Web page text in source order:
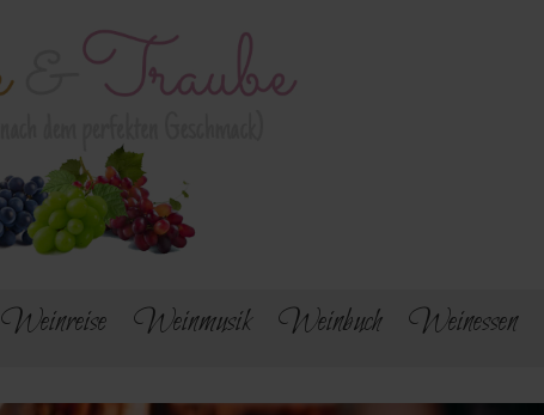
Weinreise Weinmusik Weinbuch Weinessen